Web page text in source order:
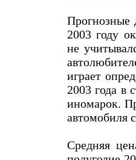
Прогнозные
2003 году
не
играет
2003 года в
иномарок.
автомобиля
Средняя